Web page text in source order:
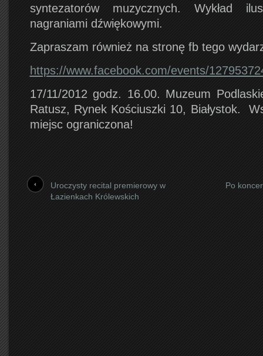
syntezatorów muzycznych. Wykład
nagraniami dźwiękowymi.
Zapraszam również na stronę fb tego
https://www.facebook.com/events/
17/11/2012 godz. 16.00. Muzeum
Ratusz, Rynek Kościuszki 10, Białystok.
miejsc ograniczona!
Uroczysty recital premierowy w
Łazienkach Królewskich
Po